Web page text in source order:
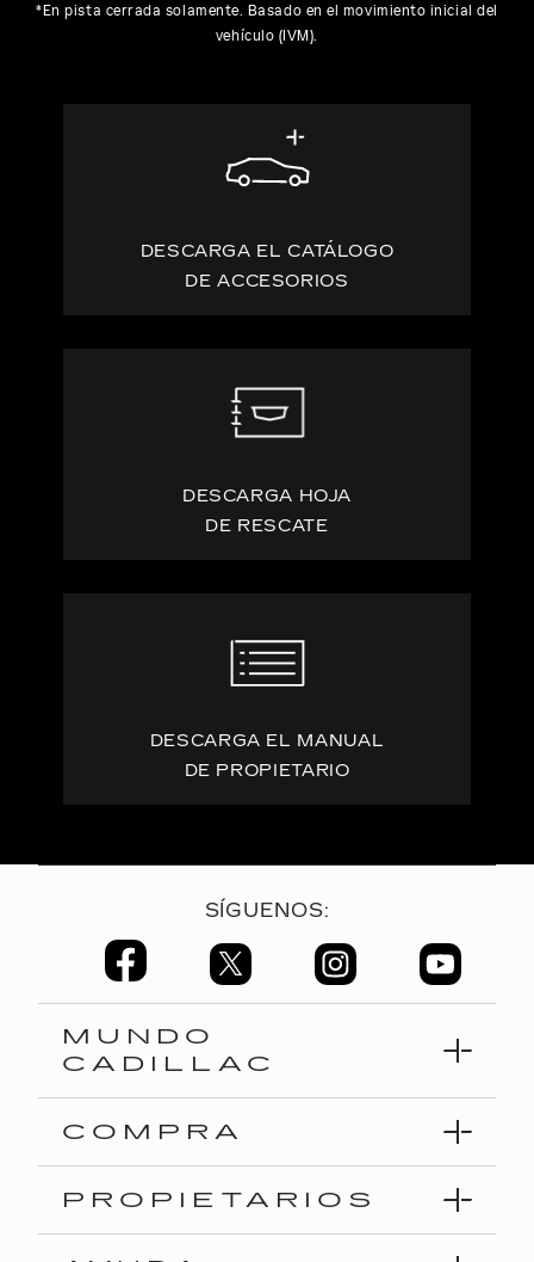
*En pista cerrada solamente. Basado en el movimiento inicial del
vehículo (IVM).
DESCARGA EL CATÁLOGO
DE ACCESORIOS
DESCARGA HOJA
DE RESCATE
DESCARGA EL MANUAL
DE PROPIETARIO